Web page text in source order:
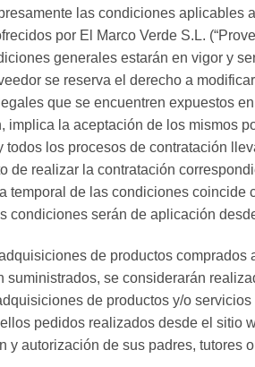
las condiciones aplicables
por El Marco Verde S.L.
generales estarán en vigor y
se reserva el derecho a
que se encuentren expuestos
implica la aceptación de los mismos
todos los procesos de contratación
de realizar la contratación
temporal de las condiciones coincide
condiciones serán de aplicación
de productos
suministrados, se considerarán
de productos y/o
pedidos realizados desde el sitio
y autorización de sus padres, tutores